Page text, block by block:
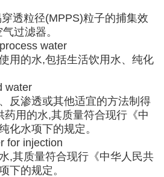
透粒径(MPPS)粒子的捕集效
过滤器。
water
用的水,包括生活饮用水、纯化
water
反渗透或其他适宜的方法制得
药用的水,其质量符合现行《中
化水项下的规定。
for injection
,其质量符合现行《中华人民共
下的规定。